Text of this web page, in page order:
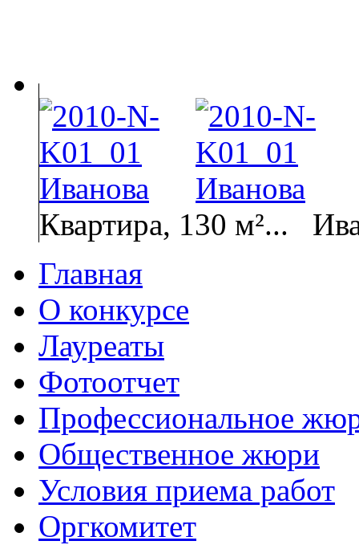
Квартира, 130 м²...
Главная
О конкурсе
Лауреаты
Фотоотчет
Профессиональное
Общественное жюри
Условия приема работ
Оргкомитет